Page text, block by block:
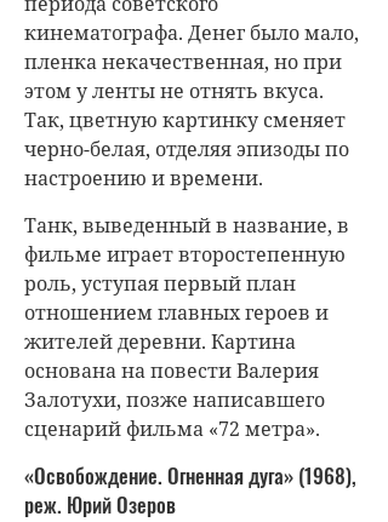
кинематографа. Денег было мало,
пленка некачественная, но при
этом у ленты не отнять вкуса.
Так, цветную картинку сменяет
черно-белая, отделяя эпизоды по
настроению и времени.
Танк, выведенный в название, в
фильме играет второстепенную
роль, уступая первый план
отношением главных героев и
жителей деревни. Картина
основана на повести Валерия
Залотухи, позже написавшего
сценарий фильма «72 метра».
«Освобождение. Огненная дуга» (1968),
реж. Юрий Озеров